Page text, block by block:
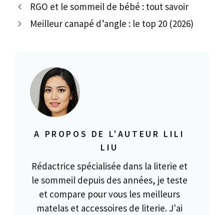
RGO et le sommeil de bébé : tout savoir
Meilleur canapé d’angle : le top 20 (2026)
A PROPOS DE L'AUTEUR LILI
LIU
Rédactrice spécialisée dans la literie et
le sommeil depuis des années, je teste
et compare pour vous les meilleurs
matelas et accessoires de literie. J'ai